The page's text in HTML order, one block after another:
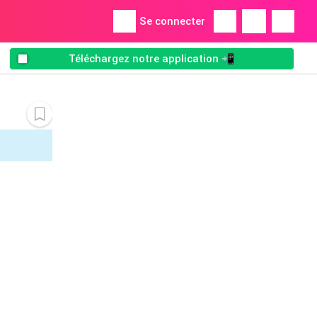
Se connecter
Téléchargez notre application 📲